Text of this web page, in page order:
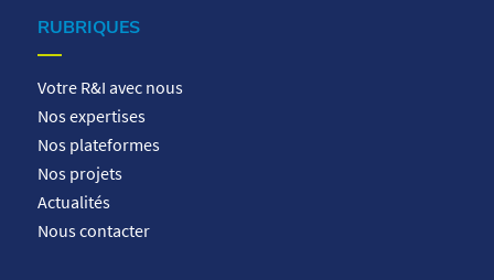
RUBRIQUES
Votre R&I avec nous
Nos expertises
Nos plateformes
Nos projets
Actualités
Nous contacter